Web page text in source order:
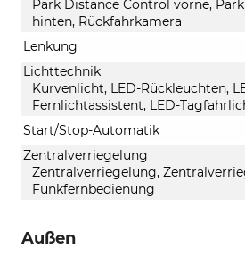
Park Distance Control vorne,
hinten, Rückfahrkamera
Lenkung
Lichttechnik
Kurvenlicht, LED-Rückleuchten,
Fernlichtassistent, LED-
Start/Stop-Automatik
Zentralverriegelung
Zentralverriegelung,
Funkfernbedienung
Außen